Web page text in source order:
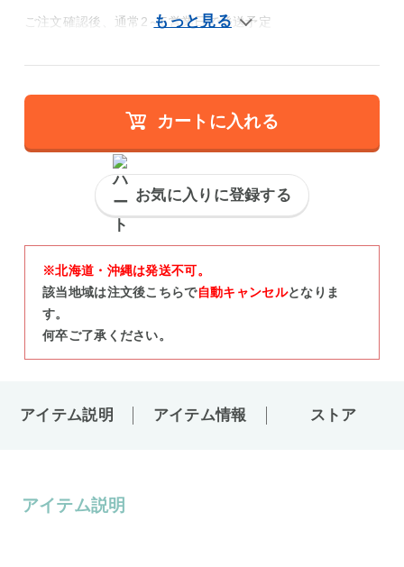
ご注文確認後、通常2～5営業日で発送予定
カートに入れる
お気に入りに登録する
※北海道・沖縄は発送不可。
該当地域は注文後こちらで自動キャンセルとなりま
す。
何卒ご了承ください。
アイテム説明 アイテム情報 ストア
アイテム説明